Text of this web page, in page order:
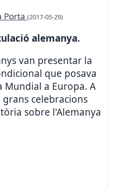
Porta (2017-05-29)
alemanya.
van presentar la
que posava
Mundial a Europa. A
grans celebracions
sobre l'Alemanya